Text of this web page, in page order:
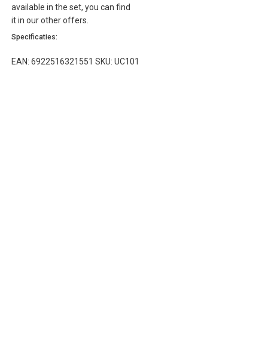
available in the set, you can find
it in our other offers.
Specificaties:
EAN: 6922516321551 SKU: UC101